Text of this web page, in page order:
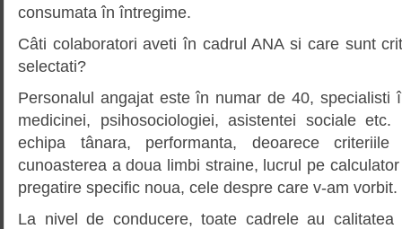
consumata în întregime.
Câti colaboratori aveti în cadrul ANA si care sunt
selectati?
Personalul angajat este în numar de 40, specialisti
medicinei, psihosociologiei, asistentei sociale
echipa tânara, performanta, deoarece
cunoasterea a doua limbi straine, lucrul pe
pregatire specific noua, cele despre care v-am vorbit.
La nivel de conducere, toate cadrele au